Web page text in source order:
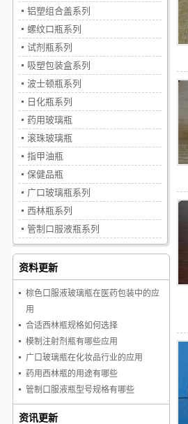
铝塑组合盖系列
螺纹口瓶系列
试剂瓶系列
吸塑包装盒系列
波士顿瓶系列
日化瓶系列
药用玻璃瓶
滚珠玻璃瓶
指甲油瓶
保健品瓶
广口玻璃瓶系列
西林瓶系列
管制口服液瓶系列
资料更新
棕色口服液玻璃瓶在医药包装中的应
用
合适西林瓶规格如何选择
模制注射剂瓶有哪些应用
广口玻璃瓶在化妆品行业的应用
药用西林瓶的用途有哪些
管制口服液瓶型号规格有哪些
资讯更新